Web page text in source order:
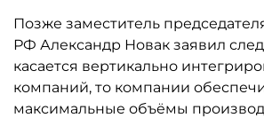
Позже заместитель
РФ Александр Новак заявил
касается вертикально
компаний, то компании
максимальные объёмы